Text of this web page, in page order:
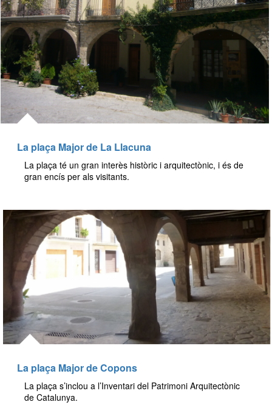
La plaça Major de La Llacuna
La plaça té un gran interès històric i arquitectònic, i és de
gran encís per als visitants.
La plaça Major de Copons
La plaça s’inclou a l’Inventari del Patrimoni Arquitectònic
de Catalunya.